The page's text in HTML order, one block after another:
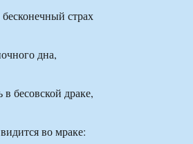
страх
дна,
бесовской драке,
во мраке: